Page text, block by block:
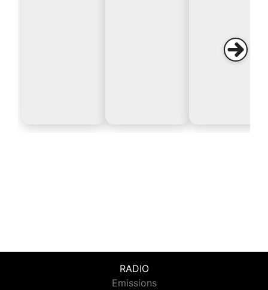
RADIO
Emissions